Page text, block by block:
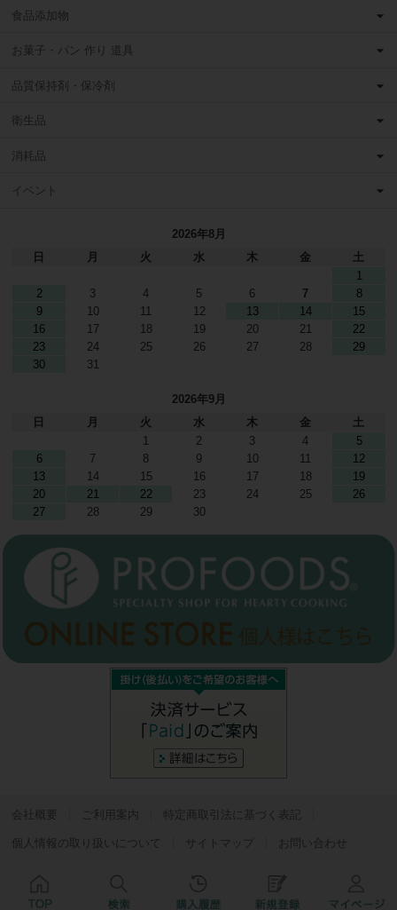
食品添加物
お菓子・パン 作り 道具
品質保持剤・保冷剤
衛生品
消耗品
イベント
2026年8月
日
月 火 水 木 金
土
1
2
3 4 5 6 7
8
9
10 11 12 13 14
15
16
17 18 19 20 21
22
23
24 25 26 27 28
29
30
31
2026年9月
日
月 火 水 木 金
土
1
2 3 4
5
6
7 8 9 10 11
12
13
14 15 16 17 18
19
20
21 22 23 24 25
26
27
28 29 30
会社概要 ご利用案内 特定商取引法に基づく表記
個人情報の取り扱いについて サイトマップ お問い合わせ
Copyright © プロフーズビジネス All Rights Reserved. Powered by